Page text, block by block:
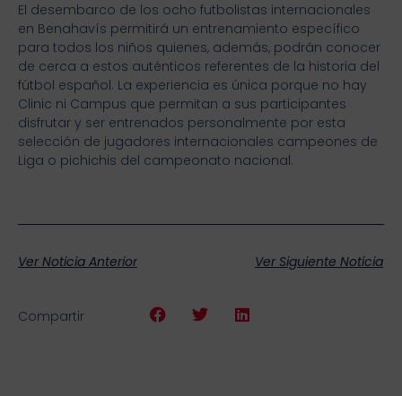
El desembarco de los ocho futbolistas internacionales
en Benahavís permitirá un entrenamiento específico
para todos los niños quienes, además, podrán conocer
de cerca a estos auténticos referentes de la historia del
fútbol español. La experiencia es única porque no hay
Clinic ni Campus que permitan a sus participantes
disfrutar y ser entrenados personalmente por esta
selección de jugadores internacionales campeones de
Liga o pichichis del campeonato nacional.
Ver Noticia Anterior Ver Siguiente Noticia
Compartir